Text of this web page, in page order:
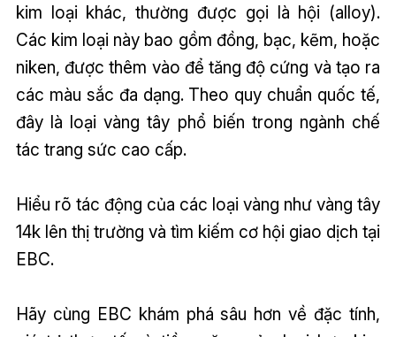
kim loại khác, thường được gọi là hội (alloy).
Các kim loại này bao gồm đồng, bạc, kẽm, hoặc
niken, được thêm vào để tăng độ cứng và tạo ra
các màu sắc đa dạng. Theo quy chuẩn quốc tế,
đây là loại vàng tây phổ biến trong ngành chế
tác trang sức cao cấp.
Hiểu rõ tác động của các loại vàng như vàng tây
14k lên thị trường và tìm kiếm cơ hội giao dịch tại
EBC.
Hãy cùng EBC khám phá sâu hơn về đặc tính,